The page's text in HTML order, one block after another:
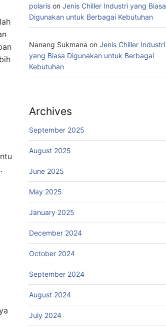
polaris on Jenis Chiller Industri yang Biasa
Digunakan untuk Berbagai Kebutuhan
Nanang Sukmana on Jenis Chiller Industri
yang Biasa Digunakan untuk Berbagai
Kebutuhan
Archives
September 2025
August 2025
June 2025
May 2025
January 2025
December 2024
October 2024
September 2024
August 2024
July 2024